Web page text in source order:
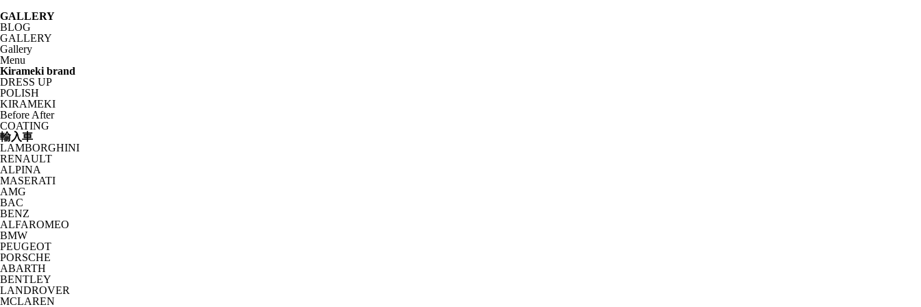
GALLERY
BLOG
GALLERY
Gallery
Menu
Kirameki brand
DRESS UP
POLISH
KIRAMEKI
Before After
COATING
輸入車
LAMBORGHINI
RENAULT
ALPINA
MASERATI
AMG
BAC
BENZ
ALFAROMEO
BMW
PEUGEOT
PORSCHE
ABARTH
BENTLEY
LANDROVER
MCLAREN